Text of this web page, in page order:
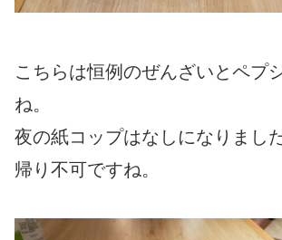
こちらは恒例のぜんざいとペプ
ね。
夜の紙コップはなしになりまし
帰り不可ですね。